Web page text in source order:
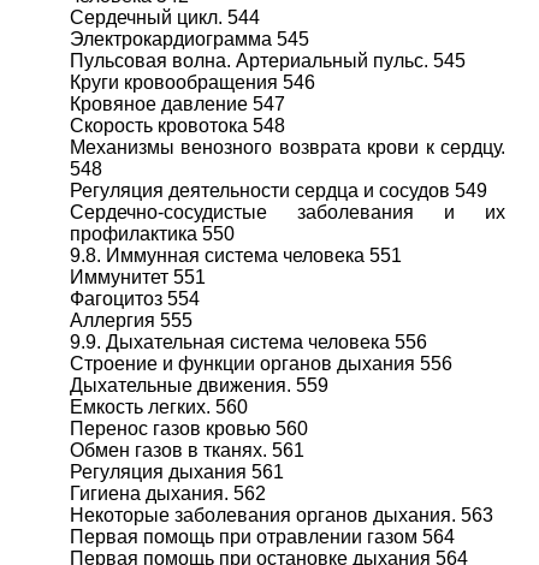
Сердечный цикл. 544
Электрокардиограмма 545
Пульсовая волна. Артериальный пульс. 545
Круги кровообращения 546
Кровяное давление 547
Скорость кровотока 548
Механизмы венозного возврата крови к сердцу.
548
Регуляция деятельности сердца и сосудов 549
Сердечно-сосудистые заболевания и их
профилактика 550
9.8. Иммунная система человека 551
Иммунитет 551
Фагоцитоз 554
Аллергия 555
9.9. Дыхательная система человека 556
Строение и функции органов дыхания 556
Дыхательные движения. 559
Емкость легких. 560
Перенос газов кровью 560
Обмен газов в тканях. 561
Регуляция дыхания 561
Гигиена дыхания. 562
Некоторые заболевания органов дыхания. 563
Первая помощь при отравлении газом 564
Первая помощь при остановке дыхания 564